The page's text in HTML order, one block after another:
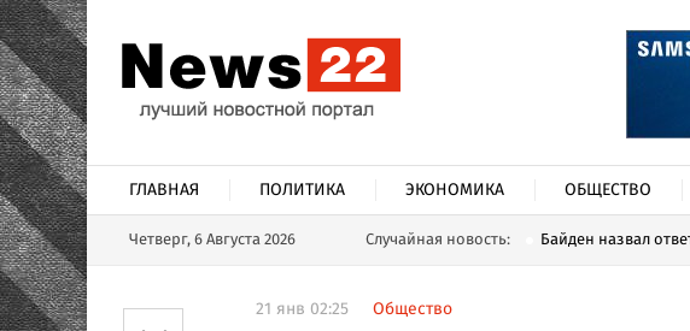
ГЛАВНАЯ ПОЛИТИКА ЭКОНОМИКА ОБЩЕСТВО
Четверг, 6 Августа 2026 Случайная новость: Байден назвал
21 янв 02:25 Общество